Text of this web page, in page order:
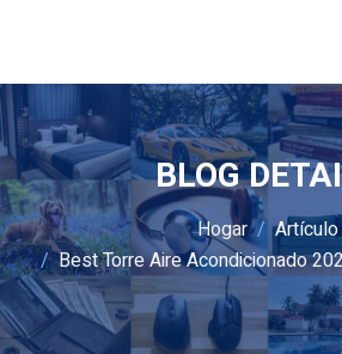
BLOG
Hogar
Artículo
Best Torre Aire Acondicionado